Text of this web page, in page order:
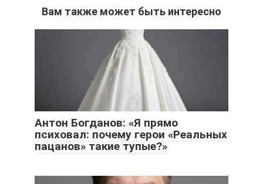
Вам также может быть интересно
Антон Богданов: «Я прямо
психовал: почему герои «Реальных
пацанов» такие тупые?»